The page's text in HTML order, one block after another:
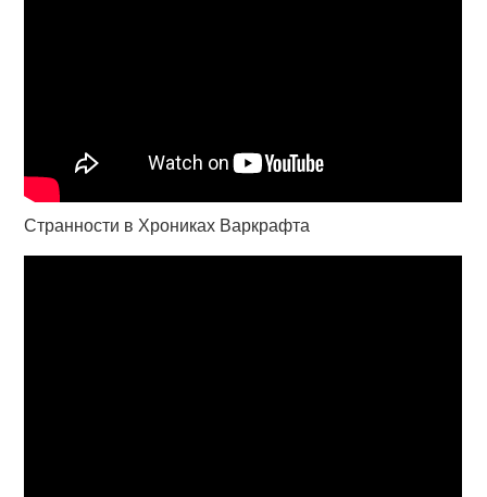
Странности в Хрониках Варкрафта